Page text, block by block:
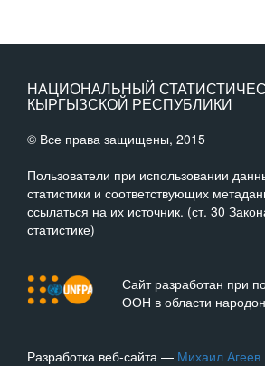
НАЦИОНАЛЬНЫЙ
КЫРГЫЗСКОЙ РЕСПУБЛИКИ
© Все права защищены, 2015
Пользователи при использовании
статистики и соответствующих
ссылаться на их источник. (ст. 30
статистике)
Сайт разработан при
ООН в области
Разработка веб-сайта — Михаил Агеев